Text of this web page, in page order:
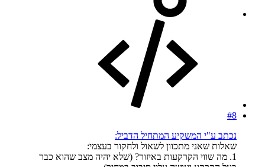
#8
נכתב ע"י המשקיע המתחיל הדביל:
שאלות שאני מתכוון לשאול ולחקור בעצמי:
1. מה שווי הקרקעות באיזור? (שלא יהיה מצב שהוא כבר